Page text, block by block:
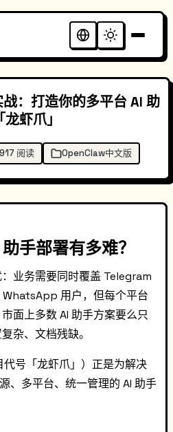
：打造你的多平台 AI 助
虾爪」
阅读 OpenClaw中文版
手部署有多难？
业务需要同时覆盖 Telegram
用户，但每个平台
面上多数 AI 助手方案要么只
杂、文档残缺。
代号「龙虾爪」）正是为解决
、多平台、统一管理的 AI 助手